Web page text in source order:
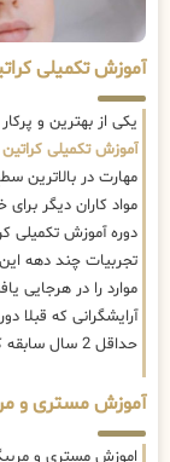
آموزش تکمیلی
یکی از بهترین و
آموزش تکمیلی
مهارت در بالاترین
مواد کاران دیگر
دوره آموزش تکمیلی
تجربیات چند دهه
موارد را در هرجایی
آرایشگرانی که قبلا
حداقل 2 سال سابقه کار در این حوزه دارند پیشنهاد میشود.
آموزش مستری و
اموزش مستری و